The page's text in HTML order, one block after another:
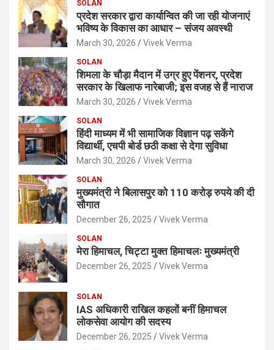
SOLAN
प्रदेश सरकार द्वारा कार्यान्वित की जा रही योजनाएं
भविष्य के विकास का आधार – संजय अवस्थी
March 30, 2026 Vivek Verma
SOLAN
शिमला के चौड़ा मैदान में उग्र हुए पेंशनर, प्रदेश
सरकार के खिलाफ नारेबाजी; इस वजह से हैं नाराज
March 30, 2026 Vivek Verma
SOLAN
हिंदी माध्यम में भी सामाजिक विज्ञान पढ़ सकेंगे
विद्यार्थी, एचपी बोर्ड छठी कक्षा से देगा सुविधा
March 30, 2026 Vivek Verma
SOLAN
मुख्यमंत्री ने बिलासपुर को 110 करोड़ रुपये की दी
सौगात
December 26, 2025 Vivek Verma
SOLAN
मेरा हिमाचल, चिट्टा मुक्त हिमाचलः मुख्यमंत्री
December 26, 2025 Vivek Verma
SOLAN
IAS अधिकारी राखिल कहलों बनीं हिमाचल
लोकसेवा आयोग की सदस्य
December 26, 2025 Vivek Verma